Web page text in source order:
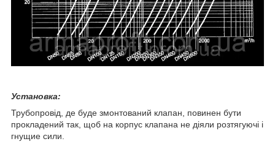
Установка:
Трубопровід, де буде змонтований клапан, повинен бути
прокладений так, щоб на корпус клапана не діяли розтягуючі і
гнущие сили.